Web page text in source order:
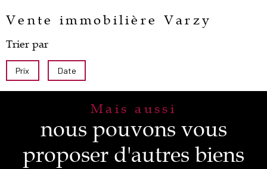
Vente immobilière Varzy
Trier par
Prix Date
Mais aussi
nous pouvons vous
proposer d'autres biens